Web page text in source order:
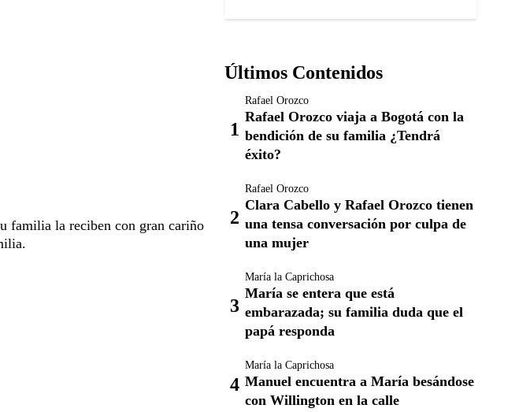
familia la reciben con gran cariño
Últimos Contenidos
Rafael Orozco
Rafael Orozco viaja a Bogotá con la
bendición de su familia ¿Tendrá
éxito?
Rafael Orozco
Clara Cabello y Rafael Orozco tienen
una tensa conversación por culpa de
una mujer
María la Caprichosa
María se entera que está
embarazada; su familia duda que el
papá responda
María la Caprichosa
Manuel encuentra a María besándose
con Willington en la calle